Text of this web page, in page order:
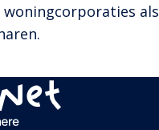
woningcorporaties als